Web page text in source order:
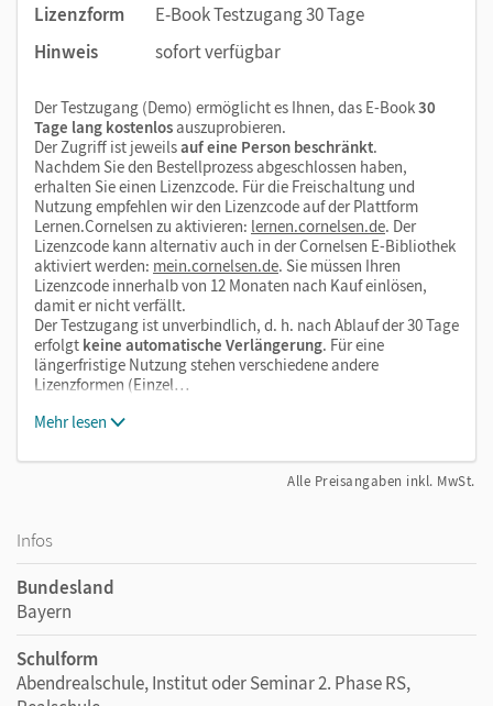
Lizenzform
E-Book Testzugang 30 Tage
Hinweis
sofort verfügbar
Der Testzugang (Demo) ermöglicht es Ihnen, das E-Book30
Tage lang kostenlosauszuprobieren.
Der Zugriff ist jeweilsauf eine Person beschränkt.
Nachdem Sie den Bestellprozess abgeschlossen haben,
erhalten Sie einen Lizenzcode. Für die Freischaltung und
Nutzung empfehlen wir den Lizenzcode auf der Plattform
Lernen.Cornelsen zu aktivieren: lernen.cornelsen.de. Der
Lizenzcode kann alternativ auch in der Cornelsen E-Bibliothek
aktiviert werden: mein.cornelsen.de. Sie müssen Ihren
Lizenzcode innerhalb von 12 Monaten nach Kauf einlösen,
damit er nicht verfällt.
Der Testzugang ist unverbindlich, d. h. nach Ablauf der 30 Tage
erfolgt keine automatische Verlängerung. Für eine
längerfristige Nutzung stehen verschiedene andere
Lizenzformen (Einzel…
Mehr lesen
Alle Preisangaben inkl. MwSt.
Infos
Bundesland
Bayern
Schulform
Abendrealschule, Institut oder Seminar 2. Phase RS,